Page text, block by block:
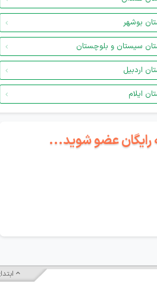
بوشهر
سیستان و بلوچستان
اردبیل
ایلام
رایگان عضو شوید...